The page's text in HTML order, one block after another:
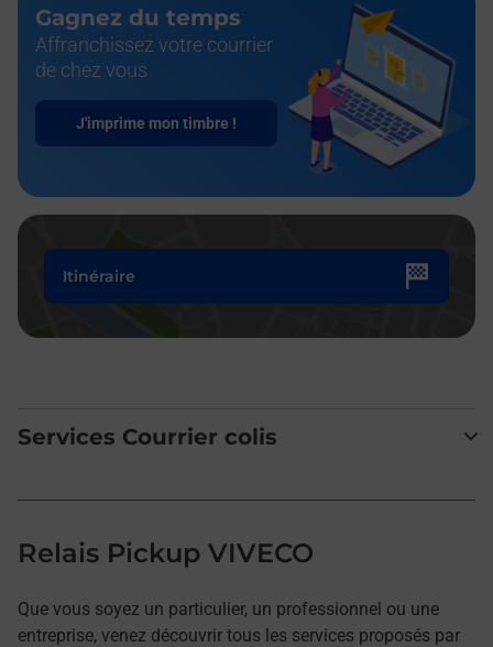
Gagnez du temps
Affranchissez votre courrier
de chez vous
J'imprime mon timbre !
Itinéraire
Services Courrier colis
Relais Pickup VIVECO
Que vous soyez un particulier, un professionnel ou une
entreprise, venez découvrir tous les services proposés par